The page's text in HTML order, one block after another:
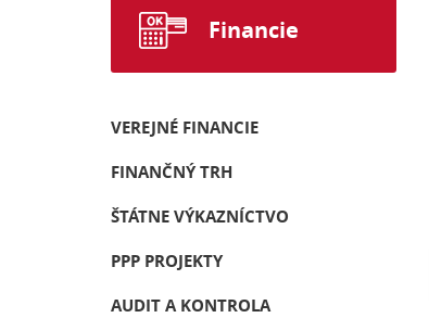
Financie
VEREJNÉ FINANCIE
FINANČNÝ TRH
ŠTÁTNE VÝKAZNÍCTVO
PPP PROJEKTY
AUDIT A KONTROLA